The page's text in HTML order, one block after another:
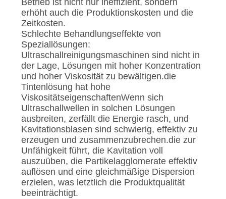
Betrieb ist nicht nur ineffizient, sondern
erhöht auch die Produktionskosten und die
Zeitkosten.
Schlechte Behandlungseffekte von
Speziallösungen:
Ultraschallreinigungsmaschinen sind nicht in
der Lage, Lösungen mit hoher Konzentration
und hoher Viskosität zu bewältigen.die
Tintenlösung hat hohe
ViskositätseigenschaftenWenn sich
Ultraschallwellen in solchen Lösungen
ausbreiten, zerfällt die Energie rasch, und
Kavitationsblasen sind schwierig, effektiv zu
erzeugen und zusammenzubrechen.die zur
Unfähigkeit führt, die Kavitation voll
auszuüben, die Partikelagglomerate effektiv
auflösen und eine gleichmäßige Dispersion
erzielen, was letztlich die Produktqualität
beeinträchtigt.